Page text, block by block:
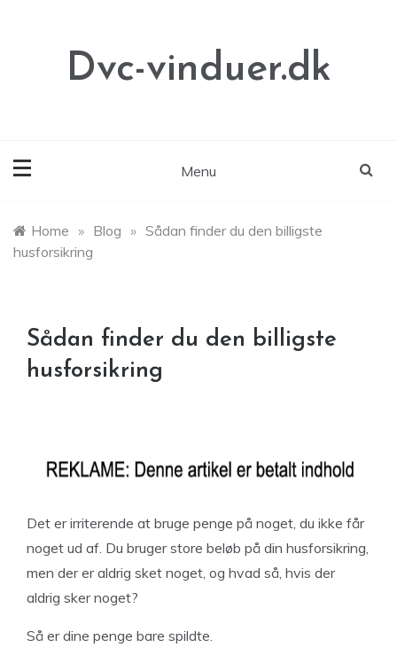
Dvc-vinduer.dk
Menu
Home » Blog » Sådan finder du den billigste
husforsikring
Sådan finder du den billigste
husforsikring
Det er irriterende at bruge penge på noget, du ikke får
noget ud af. Du bruger store beløb på din husforsikring,
men der er aldrig sket noget, og hvad så, hvis der
aldrig sker noget?
Så er dine penge bare spildte.